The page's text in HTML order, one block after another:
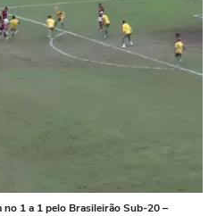
no 1 a 1 pelo Brasileirão Sub-20 –